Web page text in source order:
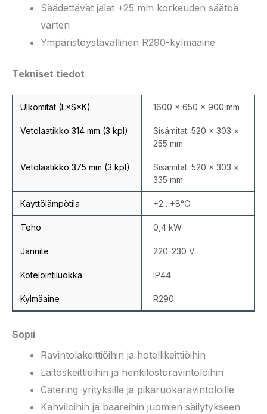
Säädettävät jalat +25 mm korkeuden säätöä
varten
Ympäristöystävällinen R290-kylmäaine
Tekniset tiedot
Ulkomitat (L×S×K) 1600 × 650 × 900 mm
Vetolaatikko 314 mm (3 kpl)
Sisämitat: 520 × 303 ×
255 mm
Vetolaatikko 375 mm (3 kpl)
Sisämitat: 520 × 303 ×
335 mm
Käyttölämpötila +2…+8°C
Teho 0,4 kW
Jännite 220-230 V
Kotelointiluokka IP44
Kylmäaine R290
Sopii
Ravintolakeittiöihin ja hotellikeittiöihin
Laitoskeittiöihin ja henkilöstöravintoloihin
Catering-yrityksille ja pikaruokaravintoloille
Kahviloihin ja baareihin juomien säilytykseen